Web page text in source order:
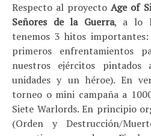
Respecto al proyectoAge of
Señores de la Guerra, a lo
tenemos 3 hitos
primeros enfrentamientos
nuestros ejércitos
unidades y un héroe). En
torneo o mini campaña a
Siete Warlords. En principio
(Orden y Destrucción/